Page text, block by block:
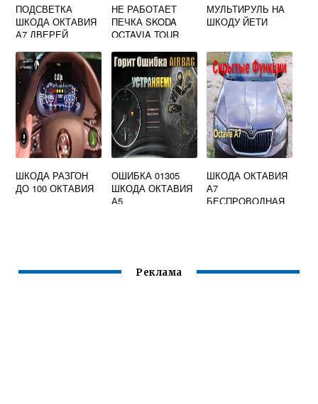
ПОДСВЕТКА
ШКОДА ОКТАВИЯ
А7 ДВЕРЕЙ
НЕ РАБОТАЕТ
ПЕЧКА SKODA
OCTAVIA TOUR
МУЛЬТИРУЛЬ НА
ШКОДУ ЙЕТИ
ШКОДА РАЗГОН
ДО 100 ОКТАВИЯ
ОШИБКА 01305
ШКОДА ОКТАВИЯ
А5
ШКОДА ОКТАВИЯ
А7
БЕСПРОВОДНАЯ
Реклама